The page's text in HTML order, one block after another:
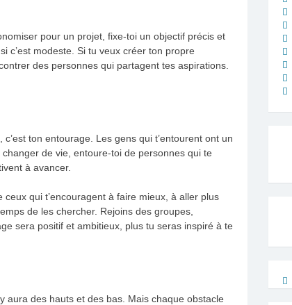
pour un projet, fixe-toi un objectif précis et
c’est modeste. Si tu veux créer ton propre
des personnes qui partagent tes aspirations.
ton entourage. Les gens qui t’entourent ont un
de vie, entoure-toi de personnes qui te
à avancer.
qui t’encouragent à faire mieux, à aller plus
de les chercher. Rejoins des groupes,
sera positif et ambitieux, plus tu seras inspiré à te
aura des hauts et des bas. Mais chaque obstacle